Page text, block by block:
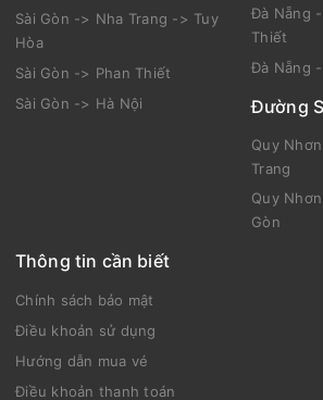
Sài Gòn -> Nha Trang -> Tuy
Hòa
Sài Gòn -> Phan Thiết
Sài Gòn -> Hà Nội
Đà Nẵng
Thiết
Đà Nẵng
Đường
Quy
Trang
Quy
Gòn
Thông tin cần biết
Chính sách bảo mật
Điều khoản sử dụng
Hướng dẫn mua vé
Điều khoản thanh toán